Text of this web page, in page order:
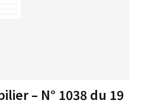
– N° 1038 du 19